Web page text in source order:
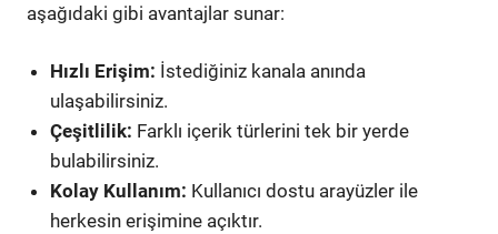
aşağıdaki gibi avantajlar sunar:
Hızlı Erişim: İstediğiniz kanala anında
ulaşabilirsiniz.
Çeşitlilik: Farklı içerik türlerini tek bir yerde
bulabilirsiniz.
Kolay Kullanım: Kullanıcı dostu arayüzler ile
herkesin erişimine açıktır.